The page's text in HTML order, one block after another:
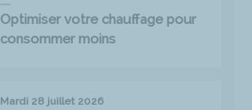
Optimiser votre chauffage pour
consommer moins
Mardi 28 juillet 2026